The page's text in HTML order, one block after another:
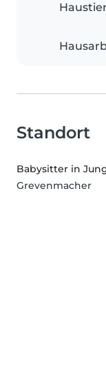
Standort
Babysitter in
Grevenmacher